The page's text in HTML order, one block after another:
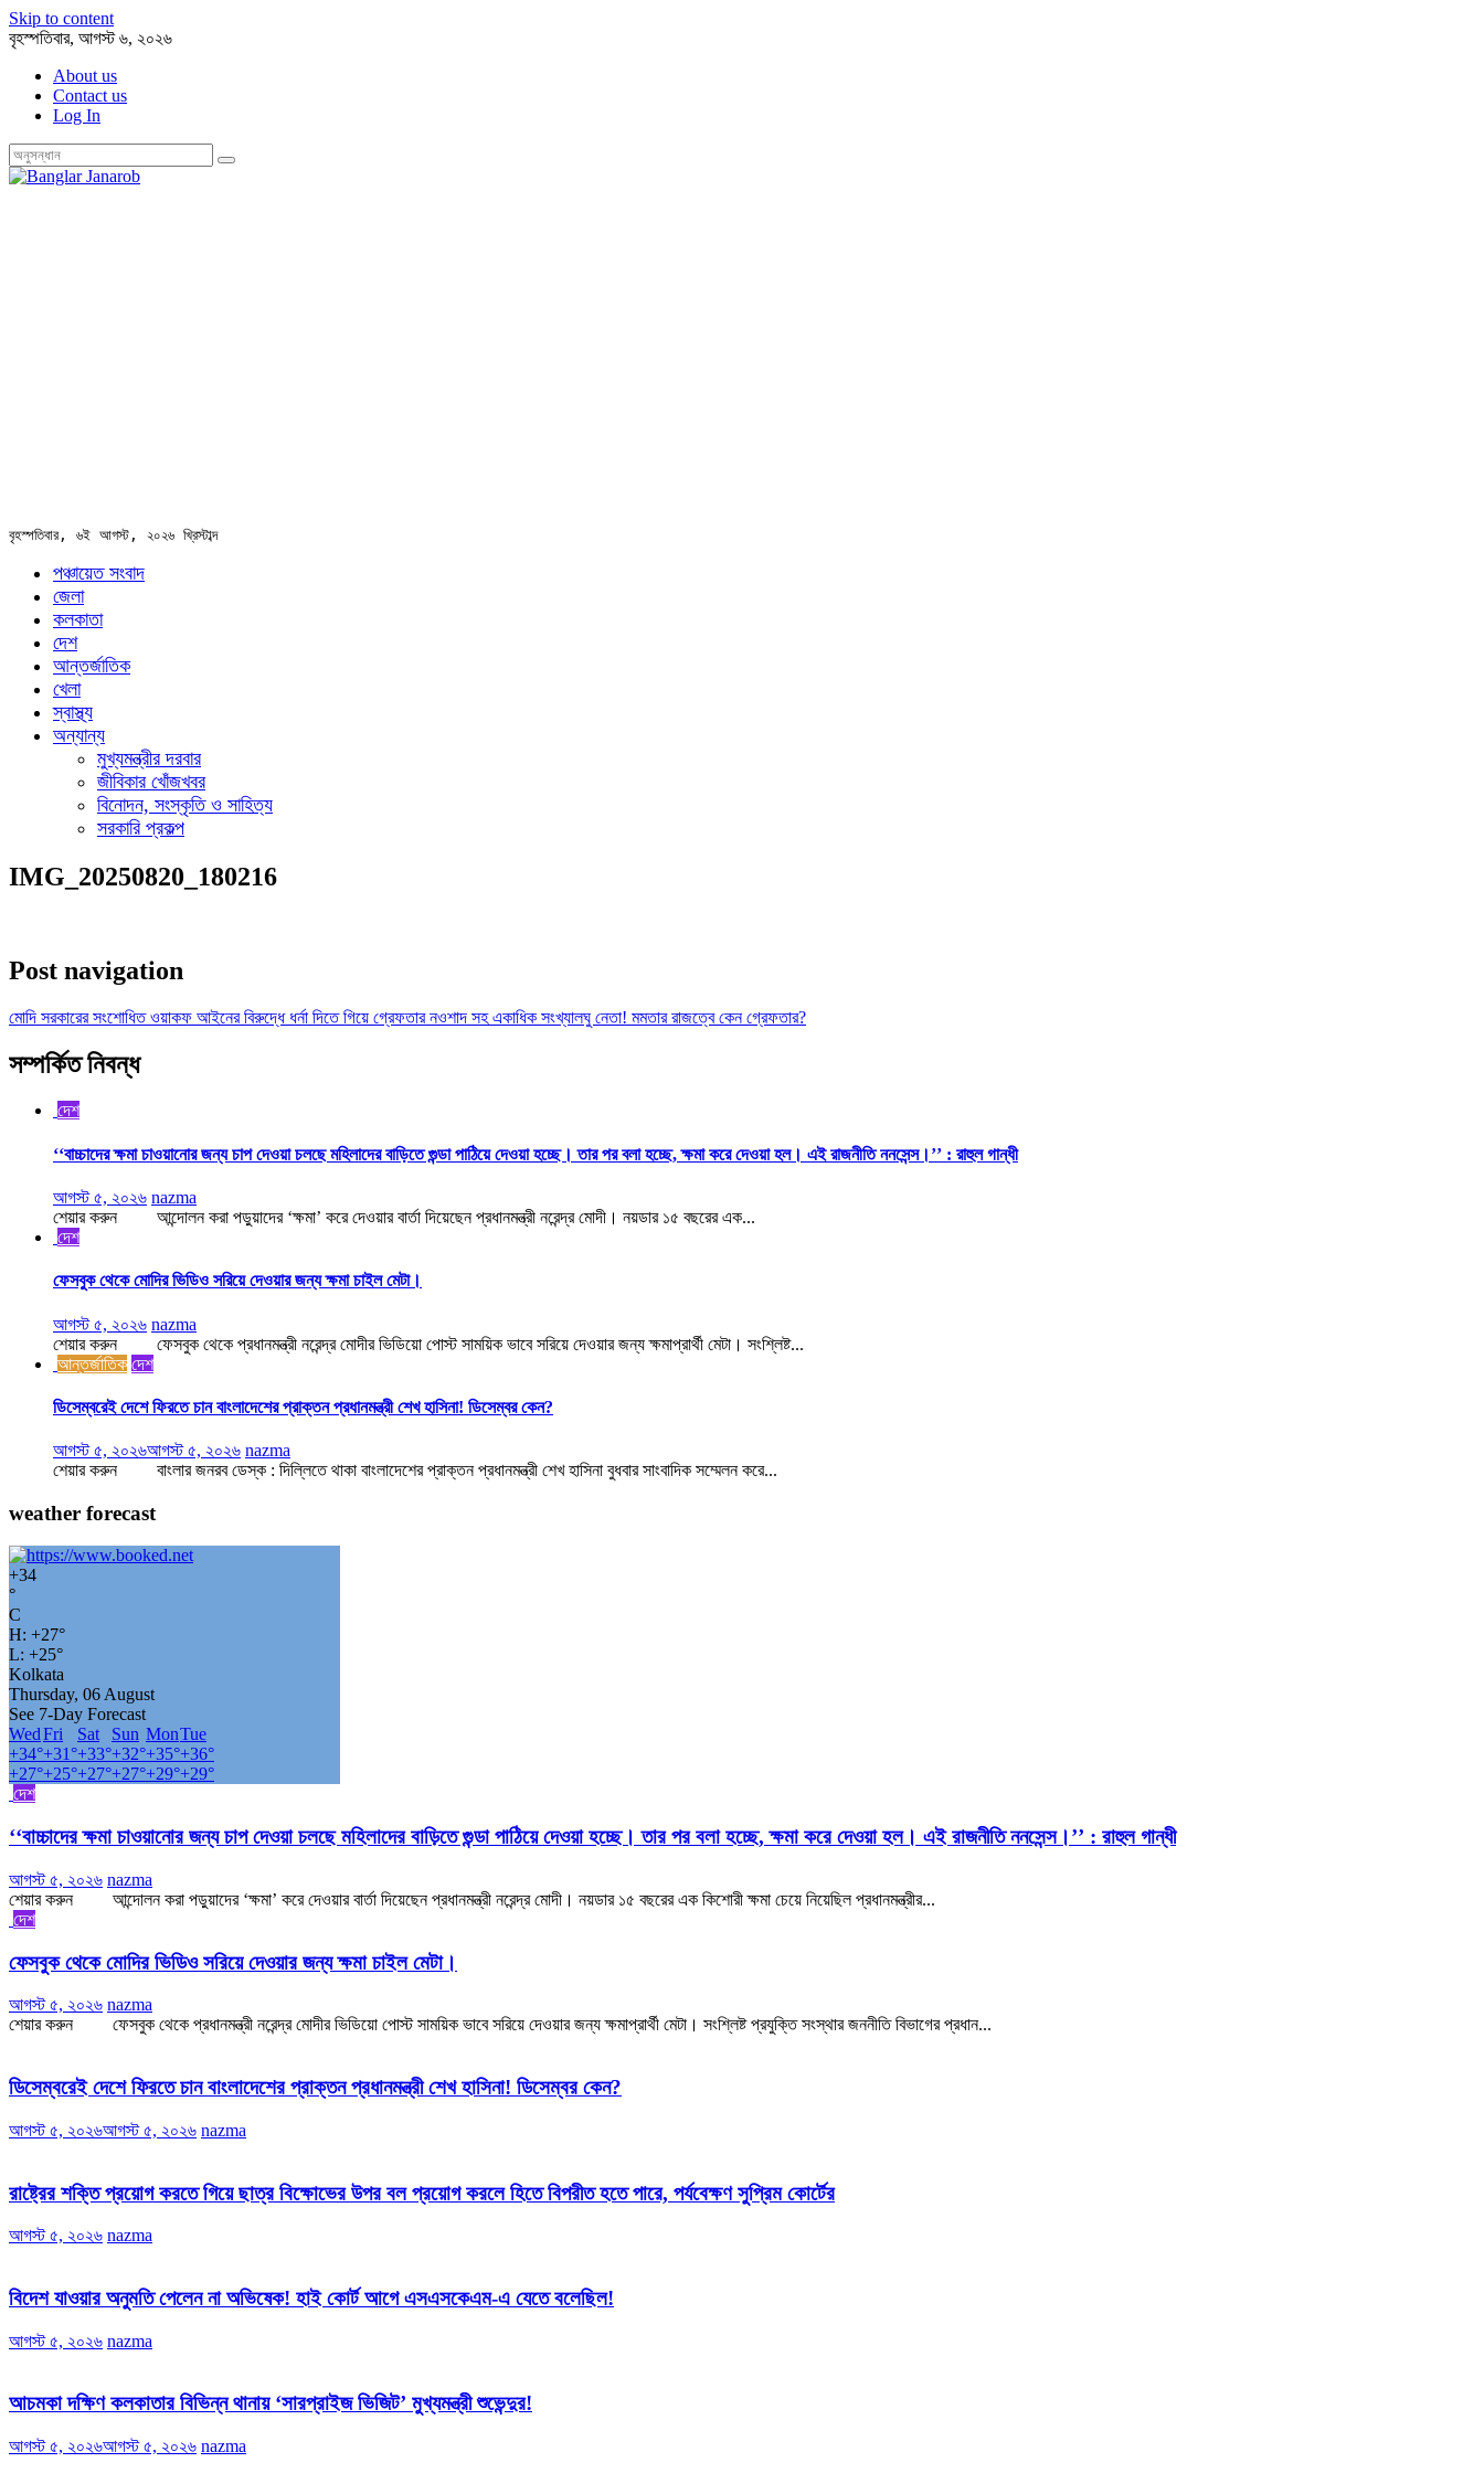
Skip to content
বৃহস্পতিবার, আগস্ট ৬, ২০২৬
About us
Contact us
Log In
বৃহস্পতিবার, ৬ই আগস্ট, ২০২৬ খ্রিস্টাব্দ
পঞ্চায়েত সংবাদ
জেলা
কলকাতা
দেশ
আন্তর্জাতিক
খেলা
স্বাস্থ্য
অন্যান্য
মুখ্যমন্ত্রীর দরবার
জীবিকার খোঁজখবর
বিনোদন, সংস্কৃতি ও সাহিত্য
সরকারি প্রকল্প
IMG_20250820_180216
Post navigation
মোদি সরকারের সংশোধিত ওয়াকফ আইনের বিরুদ্ধে ধর্না দিতে গিয়ে গ্রেফতার নওশাদ সহ একাধিক সংখ্যালঘু নেতা! মমতার রাজত্বে কেন গ্রেফতার?
সম্পর্কিত নিবন্ধ
দেশ
‘‘বাচ্চাদের ক্ষমা চাওয়ানোর জন্য চাপ দেওয়া চলছে মহিলাদের বাড়িতে গুন্ডা পাঠিয়ে দেওয়া হচ্ছে। তার পর বলা হচ্ছে, ক্ষমা করে দেওয়া হল। এই রাজনীতি ননসেন্স।’’ : রাহুল গান্ধী
আগস্ট ৫, ২০২৬ nazma
শেয়ার করুন আন্দোলন করা পড়ুয়াদের ‘ক্ষমা’ করে দেওয়ার বার্তা দিয়েছেন প্রধানমন্ত্রী নরেন্দ্র মোদী। নয়ডার ১৫ বছরের এক...
দেশ
ফেসবুক থেকে মোদির ভিডিও সরিয়ে দেওয়ার জন্য ক্ষমা চাইল মেটা।
আগস্ট ৫, ২০২৬ nazma
শেয়ার করুন ফেসবুক থেকে প্রধানমন্ত্রী নরেন্দ্র মোদীর ভিডিয়ো পোস্ট সাময়িক ভাবে সরিয়ে দেওয়ার জন্য ক্ষমাপ্রার্থী মেটা। সংশ্লিষ্ট...
আন্তর্জাতিক দেশ
ডিসেম্বরেই দেশে ফিরতে চান বাংলাদেশের প্রাক্তন প্রধানমন্ত্রী শেখ হাসিনা! ডিসেম্বর কেন?
আগস্ট ৫, ২০২৬আগস্ট ৫, ২০২৬ nazma
শেয়ার করুন বাংলার জনরব ডেস্ক : দিল্লিতে থাকা বাংলাদেশের প্রাক্তন প্রধানমন্ত্রী শেখ হাসিনা বুধবার সাংবাদিক সম্মেলন করে...
weather forecast
+34
°
C
H: +27°
L: +25°
Kolkata
Thursday, 06 August
See 7-Day Forecast
WedFri Sat Sun MonTue
+34°+31°+33°+32°+35°+36°
+27°+25°+27°+27°+29°+29°
দেশ
‘‘বাচ্চাদের ক্ষমা চাওয়ানোর জন্য চাপ দেওয়া চলছে মহিলাদের বাড়িতে গুন্ডা পাঠিয়ে দেওয়া হচ্ছে। তার পর বলা হচ্ছে, ক্ষমা করে দেওয়া হল। এই রাজনীতি ননসেন্স।’’ : রাহুল গান্ধী
আগস্ট ৫, ২০২৬ nazma
শেয়ার করুন আন্দোলন করা পড়ুয়াদের ‘ক্ষমা’ করে দেওয়ার বার্তা দিয়েছেন প্রধানমন্ত্রী নরেন্দ্র মোদী। নয়ডার ১৫ বছরের এক কিশোরী ক্ষমা চেয়ে নিয়েছিল প্রধানমন্ত্রীর...
দেশ
ফেসবুক থেকে মোদির ভিডিও সরিয়ে দেওয়ার জন্য ক্ষমা চাইল মেটা।
আগস্ট ৫, ২০২৬ nazma
শেয়ার করুন ফেসবুক থেকে প্রধানমন্ত্রী নরেন্দ্র মোদীর ভিডিয়ো পোস্ট সাময়িক ভাবে সরিয়ে দেওয়ার জন্য ক্ষমাপ্রার্থী মেটা। সংশ্লিষ্ট প্রযুক্তি সংস্থার জননীতি বিভাগের প্রধান...
ডিসেম্বরেই দেশে ফিরতে চান বাংলাদেশের প্রাক্তন প্রধানমন্ত্রী শেখ হাসিনা! ডিসেম্বর কেন?
আগস্ট ৫, ২০২৬আগস্ট ৫, ২০২৬ nazma
রাষ্ট্রের শক্তি প্রয়োগ করতে গিয়ে ছাত্র বিক্ষোভের উপর বল প্রয়োগ করলে হিতে বিপরীত হতে পারে, পর্যবেক্ষণ সুপ্রিম কোর্টের
আগস্ট ৫, ২০২৬ nazma
বিদেশ যাওয়ার অনুমতি পেলেন না অভিষেক! হাই কোর্ট আগে এসএসকেএম-এ যেতে বলেছিল!
আগস্ট ৫, ২০২৬ nazma
আচমকা দক্ষিণ কলকাতার বিভিন্ন থানায় ‘সারপ্রাইজ ভিজিট’ মুখ্যমন্ত্রী শুভেন্দুর!
আগস্ট ৫, ২০২৬আগস্ট ৫, ২০২৬ nazma